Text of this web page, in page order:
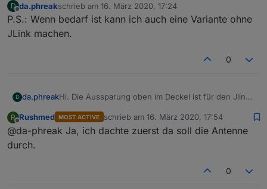
D
Offline
da.phreakschrieb am 16. März 2020, 17:24
zuletzt editiert von
P.S.: Wenn bedarf ist kann ich auch eine Variante ohne
JLink machen.
0
D da.phreakHi. Die Aussparung oben im Deckel ist für den Jlink-
Gebt mir bitte gern Rückmeldung, wie gut das paßt.
R
Offline
Rushmed MOST ACTIVE schrieb am 16. März 2020, 17:54
zuletzt editiert von
@da-phreak Ja, ich dachte zuerst da soll die Antenne
durch.
0